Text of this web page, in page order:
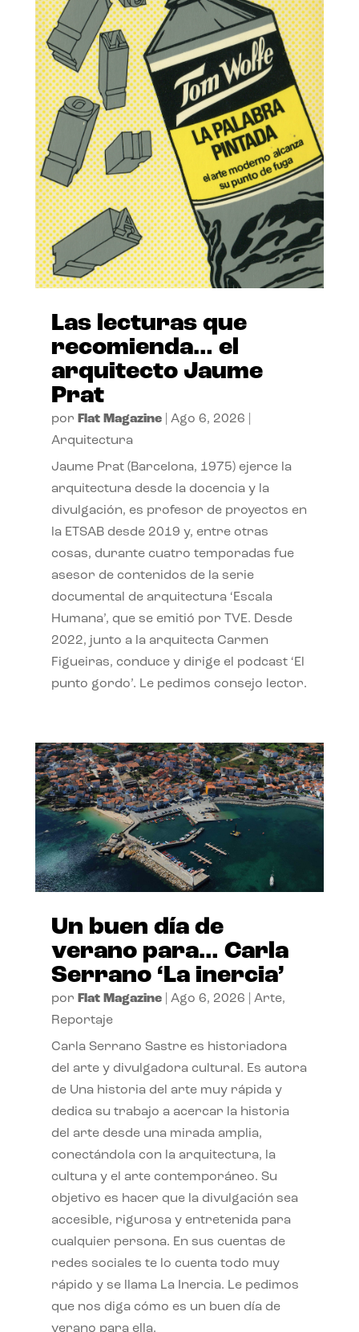
Las lecturas que
recomienda… el
arquitecto Jaume
Prat
por Flat Magazine| Ago 6, 2026
Arquitectura
Jaume Prat (Barcelona, 1975) ejerce la
arquitectura desde la docencia y la
divulgación, es profesor de proyectos en
la ETSAB desde 2019 y, entre otras
cosas, durante cuatro temporadas fue
asesor de contenidos de la serie
documental de arquitectura ‘Escala
Humana’, que se emitió por TVE. Desde
2022, junto a la arquitecta Carmen
Figueiras, conduce y dirige el podcast ‘El
punto gordo’. Le pedimos consejo lector.
Un buen día de
verano para… Carla
Serrano ‘La inercia’
por Flat Magazine| Ago 6, 2026 Arte,
Reportaje
Carla Serrano Sastre es historiadora
del arte y divulgadora cultural. Es autora
de Una historia del arte muy rápida y
dedica su trabajo a acercar la historia
del arte desde una mirada amplia,
conectándola con la arquitectura, la
cultura y el arte contemporáneo. Su
objetivo es hacer que la divulgación sea
accesible, rigurosa y entretenida para
cualquier persona. En sus cuentas de
redes sociales te lo cuenta todo muy
rápido y se llama La Inercia. Le pedimos
que nos diga cómo es un buen día de
verano para ella.